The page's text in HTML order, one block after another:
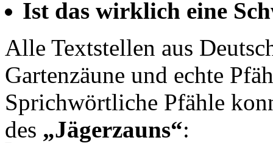
Ist das wirklich eine
Alle Textstellen aus
Gartenzäune und echte
Sprichwörtliche Pfähle
des „Jägerzauns“: